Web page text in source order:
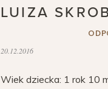
LUIZA
20.12.2016
Wiek dziecka: 1 rok 10